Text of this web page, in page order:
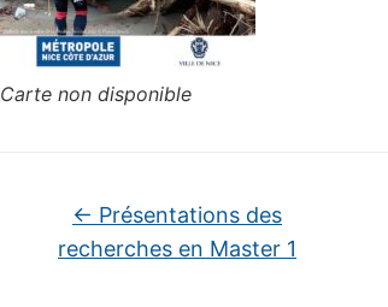
Carte non disponible
← Présentations des
recherches en Master 1